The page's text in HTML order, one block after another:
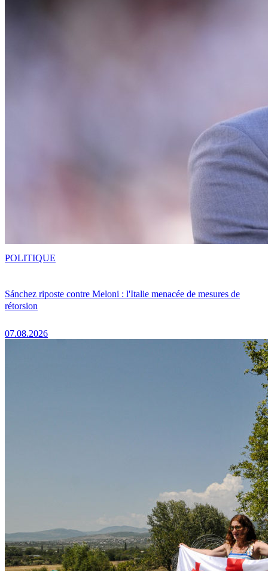
Sánchez riposte contre Meloni : l'Italie menacée de mesures de
rétorsion
07.08.2026
POLITIQUE